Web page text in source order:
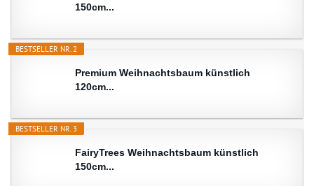
150cm...
BESTSELLER NR. 2
Premium Weihnachtsbaum künstlich
120cm...
BESTSELLER NR. 3
FairyTrees Weihnachtsbaum künstlich
150cm...